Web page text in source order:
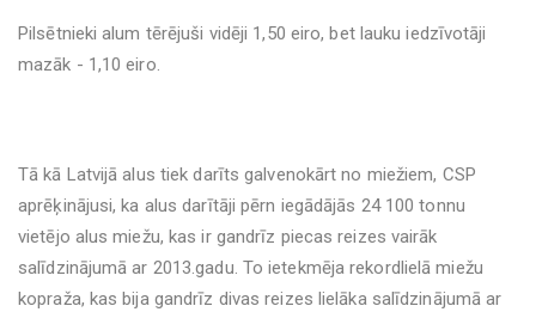
Pilsētnieki alum tērējuši vidēji 1,50 eiro, bet lauku iedzīvotāji
mazāk - 1,10 eiro.
Tā kā Latvijā alus tiek darīts galvenokārt no miežiem, CSP
aprēķinājusi, ka alus darītāji pērn iegādājās 24 100 tonnu
vietējo alus miežu, kas ir gandrīz piecas reizes vairāk
salīdzinājumā ar 2013.gadu. To ietekmēja rekordlielā miežu
kopraža, kas bija gandrīz divas reizes lielāka salīdzinājumā ar